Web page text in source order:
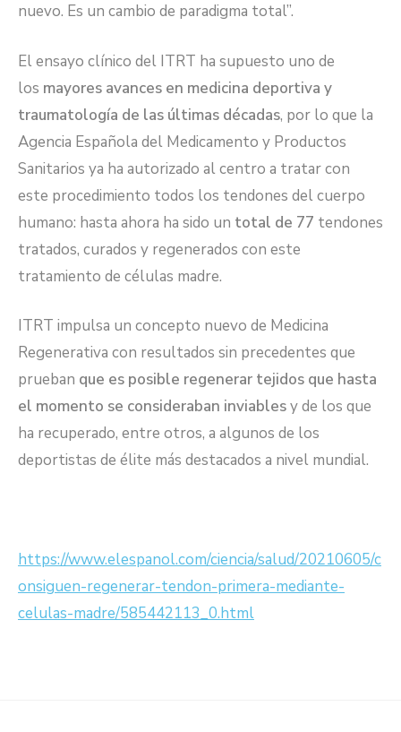
nuevo. Es un cambio de paradigma total”.
El ensayo clínico del ITRT ha supuesto uno de
los mayores avances en medicina deportiva y
traumatología de las últimas décadas, por lo que la
Agencia Española del Medicamento y Productos
Sanitarios ya ha autorizado al centro a tratar con
este procedimiento todos los tendones del cuerpo
humano: hasta ahora ha sido un total de 77 tendones
tratados, curados y regenerados con este
tratamiento de células madre.
ITRT impulsa un concepto nuevo de Medicina
Regenerativa con resultados sin precedentes que
prueban que es posible regenerar tejidos que hasta
el momento se consideraban inviablesy de los que
ha recuperado, entre otros, a algunos de los
deportistas de élite más destacados a nivel mundial.
https://www.elespanol.com/ciencia/salud/20210605/c
onsiguen-regenerar-tendon-primera-mediante-
celulas-madre/585442113_0.html